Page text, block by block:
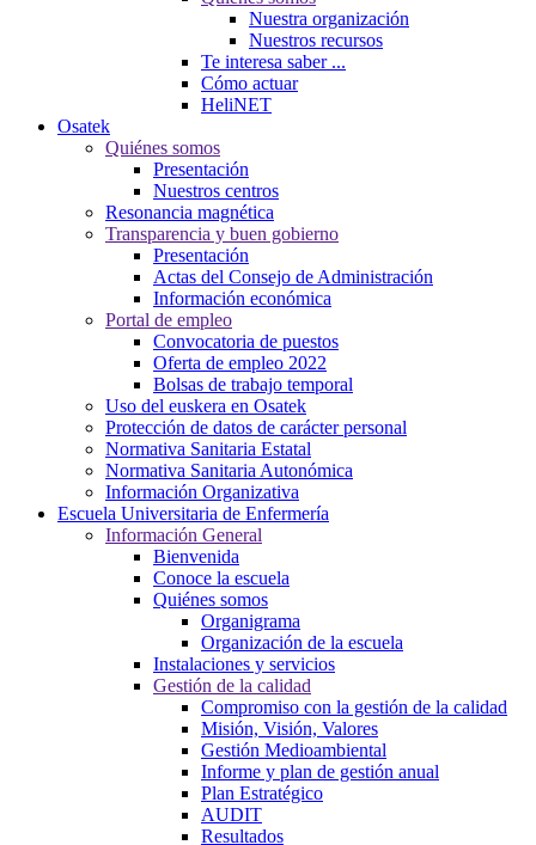
Nuestra organización
Nuestros recursos
Te interesa saber ...
Cómo actuar
HeliNET
Osatek
Quiénes somos
Presentación
Nuestros centros
Resonancia magnética
Transparencia y buen gobierno
Presentación
Actas del Consejo de Administración
Información económica
Portal de empleo
Convocatoria de puestos
Oferta de empleo 2022
Bolsas de trabajo temporal
Uso del euskera en Osatek
Protección de datos de carácter personal
Normativa Sanitaria Estatal
Normativa Sanitaria Autonómica
Información Organizativa
Escuela Universitaria de Enfermería
Información General
Bienvenida
Conoce la escuela
Quiénes somos
Organigrama
Organización de la escuela
Instalaciones y servicios
Gestión de la calidad
Compromiso con la gestión de la calidad
Misión, Visión, Valores
Gestión Medioambiental
Informe y plan de gestión anual
Plan Estratégico
AUDIT
Resultados